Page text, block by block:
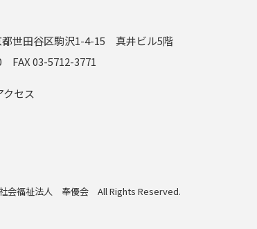
世田谷区駒沢1-4-15 真井ビル5階
FAX 03-5712-3771
クセス
会福祉法人 奉優会 All Rights Reserved.